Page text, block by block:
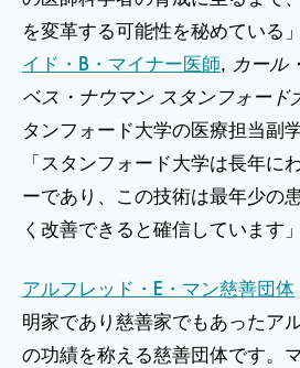
を変革する可能性を秘めている
イド・B・マイナー医師, カール
ベス・ナウマン スタンフォード
タンフォード大学の医療担当副
「スタンフォード大学は長年に
ーであり、この技術は最年少の
く改善できると確信しています
アルフレッド・E・マン慈善団体
明家であり慈善家でもあったア
の功績を称える慈善団体です。